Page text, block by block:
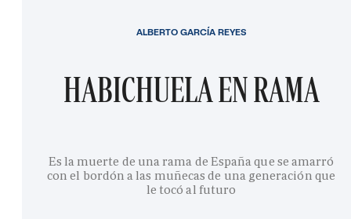
HABICHUELA EN RAMA
Es la muerte de una rama de España que se amarró
con el bordón a las muñecas de una generación que
le tocó al futuro
ALBERTO GARCÍA REYES